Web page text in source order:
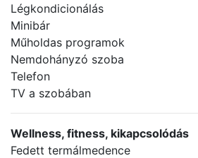
Légkondicionálás
Minibár
Műholdas programok
Nemdohányzó szoba
Telefon
TV a szobában
Wellness, fitness, kikapcsolódás
Fedett termálmedence